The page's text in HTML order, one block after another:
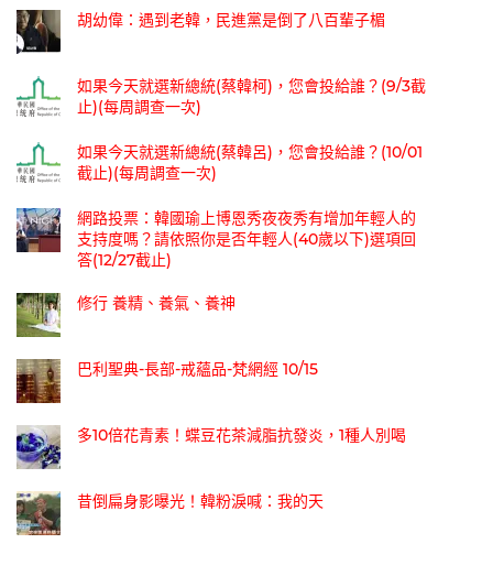
胡幼偉：遇到老韓，民進黨是倒了八百輩子楣
如果今天就選新總統(蔡韓柯)，您會投給誰？(9/3截
止)(每周調查一次)
如果今天就選新總統(蔡韓呂)，您會投給誰？(10/01
截止)(每周調查一次)
網路投票：韓國瑜上博恩秀夜夜秀有增加年輕人的
支持度嗎？請依照你是否年輕人(40歲以下)選項回
答(12/27截止)
修行 養精、養氣、養神
巴利聖典-長部-戒蘊品-梵網經 10/15
多10倍花青素！蝶豆花茶減脂抗發炎，1種人別喝
昔倒扁身影曝光！韓粉淚喊：我的天